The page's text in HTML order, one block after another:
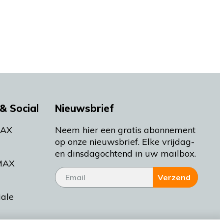
Social Nieuwsbrief
Neem hier een gratis abonnement
op onze nieuwsbrief. Elke vrijdag-
en dinsdagochtend in uw mailbox.
Verzend